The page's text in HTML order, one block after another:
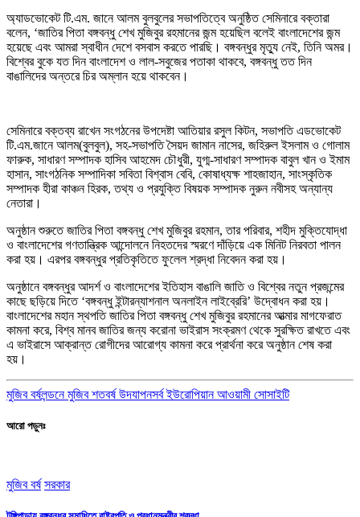
অ্যাডভোকেট টি.এম. জানে আলম বুলবুলের সভাপতিত্বে অনুষ্ঠিত সেমিনারে বক্তারা
বলেন, ‘জাতির পিতা বঙ্গবন্ধু শেখ মুজিবুর রহমানের জন্ম হয়েছিল বলেই বাংলাদেশের জন্ম
হয়েছে এবং আমরা স্বাধীন দেশে বসবাস করতে পারছি। বঙ্গবন্ধুর মৃত্যু নেই, তিনি অমর।
বিশ্বের বুকে যত দিন বাংলাদেশ ও লাল-সবুজের পতাকা থাকবে, বঙ্গবন্ধু তত দিন
বাঙালিদের অন্তরে চির অম্লান হয়ে থাকবেন।
সেমিনারে বক্তব্য রাখেন সংগঠনের উপদেষ্টা আতিয়ার রসুল কিটন, সভাপতি এডভোকেট
টি.এম.জানে আলম(বুলবুল), সহ-সভাপতি সৈয়দ জামান নাসের, জহিরুল ইসলাম ও গোলাম
ফারুক, সাধারণ সম্পাদক হাসিব আহমেদ চৌধুরী, যুগ্ম-সাধারণ সম্পাদক বাবুল খান ও ইমাম
হাসান, সাংগঠনিক সম্পাদিকা সবিতা বিশ্বাস বেবি, কোষাধ্যক্ষ শাহজাহান, সাংস্কৃতিক
সম্পাদক হীরা কাঞ্চন হিরক, তথ্য ও প্রযুক্তি বিষয়ক সম্পাদক নুরুন নবীসহ অন্যান্য
নেতারা।
অনুষ্ঠান শুরুতে জাতির পিতা বঙ্গবন্ধু শেখ মুজিবুর রহমান, তার পরিবার, শহীদ মুক্তিযোদ্ধা
ও বাংলাদেশের গণতান্ত্রিক আন্দোলনে নিহতদের স্মরণে দাঁড়িয়ে এক মিনিট নিরবতা পালন
করা হয়। এরপর বঙ্গবন্ধুর প্রতিকৃতিতে ফুলেল শ্রদ্ধা নিবেদন করা হয়।
অনুষ্ঠানে বঙ্গবন্ধুর আদর্শ ও বাংলাদেশের ইতিহাস বাঙালি জাতি ও বিশ্বের নতুন প্রজন্মের
কাছে ছড়িয়ে দিতে ‘বঙ্গবন্ধু ইন্টারন্যাশনাল অনলাইন লাইব্রেরি’ উদ্বোধন করা হয়।
বাংলাদেশের মহান স্থপতি জাতির পিতা বঙ্গবন্ধু শেখ মুজিবুর রহমানের আত্মার মাগফেরাত
কামনা করে, বিশ্ব মানব জাতির জন্য করোনা ভাইরাস সংক্রমণ থেকে সুরক্ষিত রাখতে এবং
এ ভাইরাসে আক্রান্ত রোগীদের আরোগ্য কামনা করে প্রার্থনা করে অনুষ্ঠান শেষ করা
হয়।
মুজিব বর্ষলন্ডনে মুজিব শতবর্ষ উদযাপনসর্ব ইউরোপিয়ান আওয়ামী সোসাইটি
আরো পড়ুনঃ
মুজিব বর্ষ সরকার